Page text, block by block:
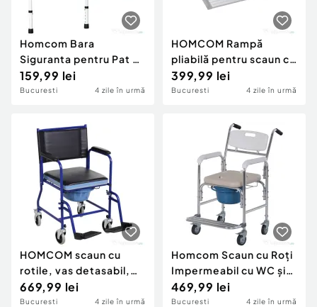
Homcom Bara
Siguranta pentru Pat –
Reglabila, cu Buzunar
de Depozitare
159,99 lei
Bucuresti 4 zile în urmă
HOMCOM Rampă
pliabilă pentru scaun cu
rotile din aluminiu cu
margini exterioare,
399,99 lei
Bucuresti 4 zile în urmă
HOMCOM scaun cu
rotile, vas detasabil,
83x53x85cm, negru
669,99 lei
Bucuresti 4 zile în urmă
Homcom Scaun cu Roți
Impermeabil cu WC și
Olitǎ Detașabilă pentru
Bătrâni și Persoane cu
469,99 lei
Bucuresti 4 zile în urmă